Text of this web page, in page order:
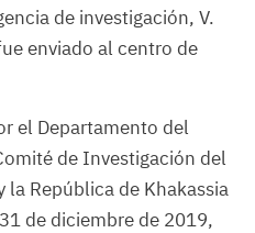
de investigación, V.
enviado al centro de
el Departamento del
de Investigación del
la República de Khakassia
de diciembre de 2019,